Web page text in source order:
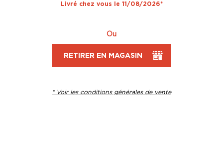
Livré chez vous le 11/08/2026*
Ou
RETIRER EN MAGASIN
* Voir les conditions générales de vente